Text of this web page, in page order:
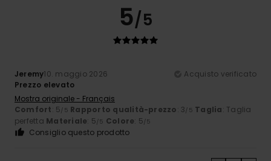
5/5
Jeremy10. maggio 2026
Acquisto verificato
Prezzo elevato
Mostra originale - Français
Comfort: 5/5 Rapporto qualità-prezzo: 3/5 Taglia: Taglia
perfetta Materiale: 5/5 Colore: 5/5
Consiglio questo prodotto